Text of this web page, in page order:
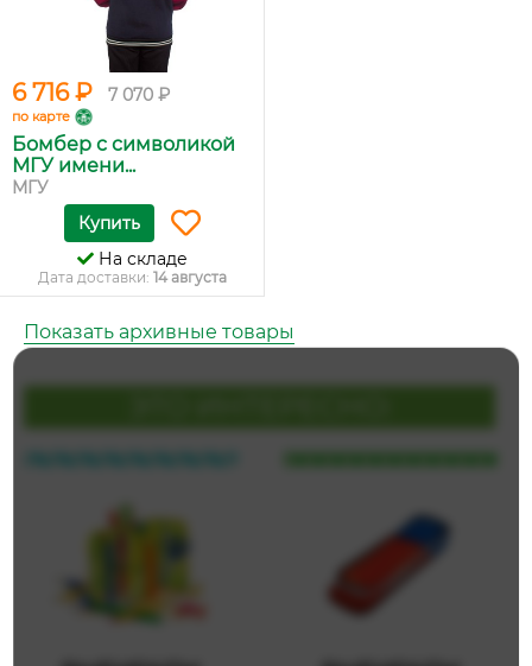
6 716 ₽ 7 070 ₽
по карте
Бомбер с символикой
МГУ имени...
МГУ
Купить
На складе
Дата доставки: 14 августа
Показать архивные товары